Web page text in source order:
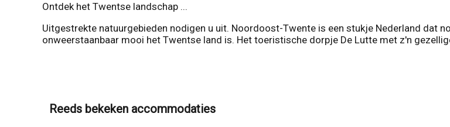
Ontdek het Twentse landschap ...
Uitgestrekte natuurgebieden nodigen u uit. Noordoost-Twente is een stukje Nederland dat
onweerstaanbaar mooi het Twentse land is. Het toeristische dorpje De Lutte met z'n
Reeds bekeken accommodaties